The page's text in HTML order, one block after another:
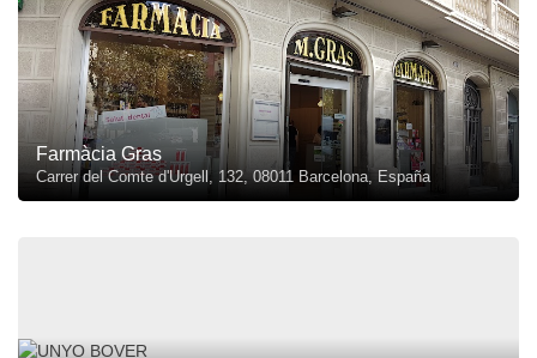
Farmàcia Gras
Carrer del Comte d'Urgell, 132, 08011 Barcelona, España